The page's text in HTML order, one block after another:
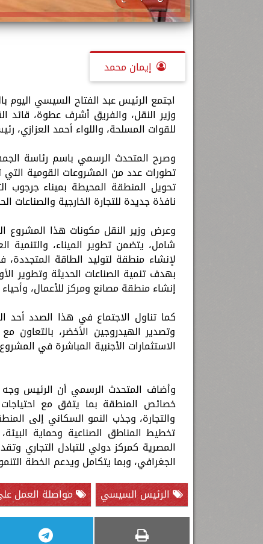
إيمان محمد
اجتمع الرئيس عبد الفتاح السيسي اليوم
وزير النقل، والفريق أشرف عطوة، قائد
للقوات المسلحة، واللواء أحمد العزازي،
وصرح المتحدث الرسمي باسم رئاسة
تطورات عدد من المشروعات القومية
تحويل المنطقة المحيطة بميناء جرجوب
نافذة جديدة للتجارة الخارجية
وعرض وزير النقل مكونات هذا المشروع
شامل، يتضمن تطوير الميناء، والتنمية
لإنشاء منطقة لتوليد الطاقة
بهدف تنمية الصناعات الحديثة وتطوير
إنشاء منطقة مصانع ومركز للأعمال،
كما تناول الاجتماع في هذا الصدد
وتصدير الهيدروجين الأخضر، بالتعاون
الاستثمارات الأجنبية المباشرة في المشروع 26 مليار دولار خلال الأعوام
وأضاف المتحدث الرسمي أن الرئيس وجه
خصائص المنطقة بما يتفق مع احتياجات
والتجارة، وجذب النمو السكاني إلى
تخطيط المناطق الصناعية وحماية
المصرية كمركز دولي للتبادل التجاري
الجغرافي، وبما يتكامل ويدعم الخطة
الرئيس السيسي
مواصلة العمل